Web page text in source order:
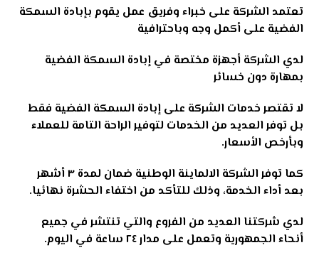
تعتمد الشركة على خبراء وفريق عمل يقوم بإبادة السمكة
الفضية على أكمل وجه وباحترافية
لدي الشركة أجهزة مختصة في إبادة السمكة الفضية
بمهارة دون خسائر
لا تقتصر خدمات الشركة على إبادة السمكة الفضية فقط
بل توفر العديد من الخدمات لتوفير الراحة التامة للعملاء
وبأرخص الأسعار.
كما توفر الشركة الالماينة الوطنية ضمان لمدة ٣ أشهر
بعد أداء الخدمة، وذلك للتأكد من اختفاء الحشرة نهائيا.
لدي شركتنا العديد من الفروع والتي تنتشر في جميع
أنحاء الجمهورية وتعمل على مدار ٢٤ ساعة في اليوم
.